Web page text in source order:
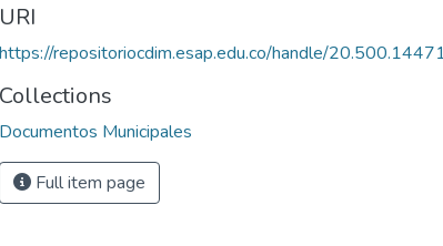
URI
https://repositoriocdim.esap.edu.co/handle/
Collections
Documentos Municipales
Full item page